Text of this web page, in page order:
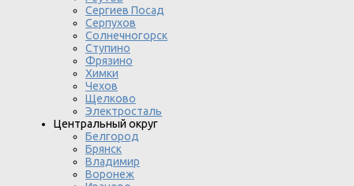
Сергиев Посад
Серпухов
Солнечногорск
Ступино
Фрязино
Химки
Чехов
Щелково
Электросталь
Центральный округ
Белгород
Брянск
Владимир
Воронеж